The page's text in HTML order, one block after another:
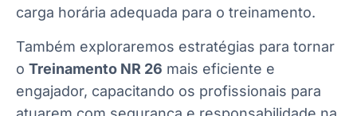
carga horária adequada para o treinamento.
Também exploraremos estratégias para tornar
o Treinamento NR 26 mais eficiente e
engajador, capacitando os profissionais para